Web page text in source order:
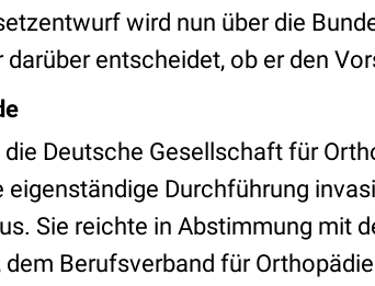
wird nun über die
entscheidet, ob er den
Deutsche Gesellschaft für
eigenständige Durchführung
Sie reichte in Abstimmung mit
dem Berufsverband für